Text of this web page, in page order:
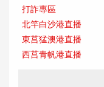
打詐專區
北竿白沙港直播
東莒猛澳港直播
西莒青帆港直播